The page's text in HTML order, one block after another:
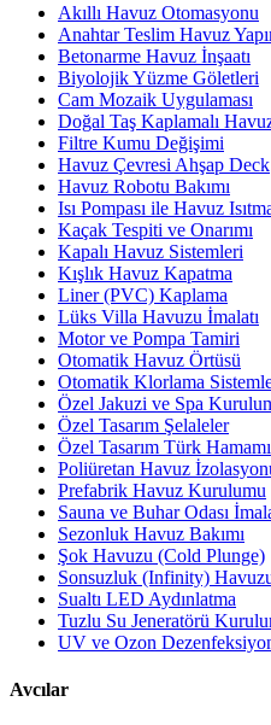
Akıllı Havuz Otomasyonu
Anahtar Teslim Havuz
Betonarme Havuz İnşaatı
Biyolojik Yüzme Göletleri
Cam Mozaik Uygulaması
Doğal Taş Kaplamalı
Filtre Kumu Değişimi
Havuz Çevresi Ahşap Deck
Havuz Robotu Bakımı
Isı Pompası ile Havuz
Kaçak Tespiti ve Onarımı
Kapalı Havuz Sistemleri
Kışlık Havuz Kapatma
Liner (PVC) Kaplama
Lüks Villa Havuzu İmalatı
Motor ve Pompa Tamiri
Otomatik Havuz Örtüsü
Otomatik Klorlama
Özel Jakuzi ve Spa
Özel Tasarım Şelaleler
Özel Tasarım Türk Hamamı
Poliüretan Havuz
Prefabrik Havuz Kurulumu
Sauna ve Buhar Odası
Sezonluk Havuz Bakımı
Şok Havuzu (Cold Plunge)
Sonsuzluk (Infinity)
Sualtı LED Aydınlatma
Tuzlu Su Jeneratörü
UV ve Ozon
Avcılar